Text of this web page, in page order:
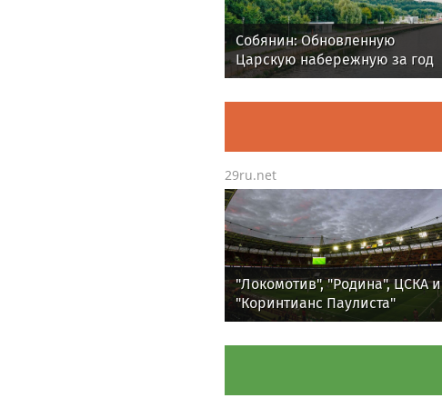
Собянин: Обновленную
Царскую набережную за год
посетили более восьми
миллионов раз
29ru.net
"Локомотив", "Родина", ЦСКА и
"Коринтианс Паулиста"
разыграют UTLC CUP — 2026